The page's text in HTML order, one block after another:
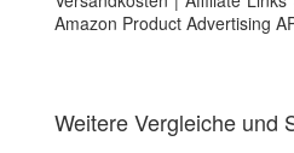
Amazon Product Advertising
Weitere Vergleiche und